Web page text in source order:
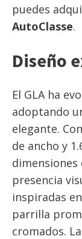
puedes
AutoClasse.
Diseño
El GLA ha
adoptando
elegante.
de ancho y
presencia
inspiradas
parrilla
cromados.